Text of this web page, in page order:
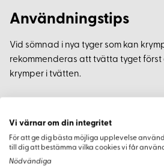
Användningstips
Vid sömnad i nya tyger som kan
rekommenderas att tvätta tyget
krymper i tvätten.
Varianter
Vi värnar om din integritet
För att ge dig bästa möjliga upplevelse
till dig att bestämma vilka cookies vi får
Nödvändiga